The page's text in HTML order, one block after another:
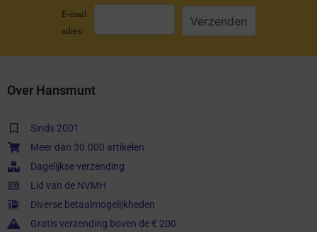
E-mail
adres:
Over Hansmunt
Sinds 2001
Meer dan 30.000 artikelen
Dagelijkse verzending
Lid van de NVMH
Diverse betaalmogelijkheden
Gratis verzending boven de € 200